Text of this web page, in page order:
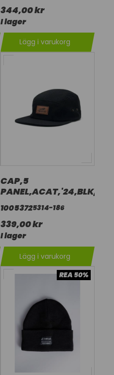
344,00 kr
I lager
Lägg i varukorg
CAP,5
PANEL,ACAT,'24,BLK/
10053725314-186
339,00 kr
I lager
Lägg i varukorg
REA 50%